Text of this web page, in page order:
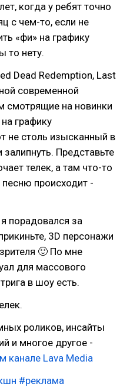
когда у ребят точно
с чем-то, если не
«фи» на графику
то нету.
Dead Redemption, Last
современной
смотрящие на новинки
графику
не столь изысканный в
Представьте
телек, а там что-то
происходит -
порадовался за
3D персонажи
🙂 По мне
для массового
в шоу есть.
роликов, инсайты
и многое другое -
канале Lava Media
#реклама